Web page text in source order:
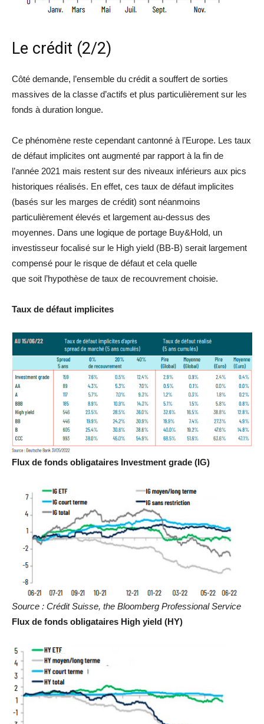
Le crédit (2/2)
Côté demande, l’ensemble du crédit a souffert de sorties
massives de la classe d’actifs et plus particulièrement sur les
fonds à duration longue.
Ce phénomène reste cependant cantonné à l’Europe. Les taux
de défaut implicites ont augmenté par rapport à la fin de
l’année 2021 mais restent sur des niveaux inférieurs aux pics
historiques réalisés. En effet, ces taux de défaut implicites
(basés sur les marges de crédit) sont néanmoins
particulièrement élevés et largement au-dessus des
moyennes. Dans une logique de portage Buy&Hold, un
investisseur focalisé sur le High yield (BB-B) serait largement
compensé pour le risque de défaut et cela quelle
que soit l’hypothèse de taux de recouvrement choisie.
Taux de défaut implicites
Flux de fonds obligataires Investment grade (IG)
Source : Crédit Suisse, the Bloomberg Professional Service
Flux de fonds obligataires High yield (HY)